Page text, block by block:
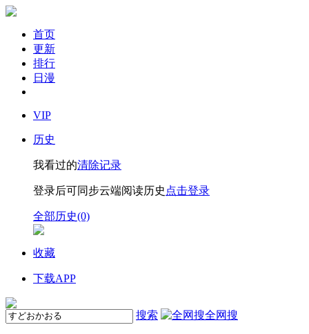
首页
更新
排行
日漫
VIP
历史
我看过的清除记录
登录后可同步云端阅读历史 点击登录
全部历史(0)
收藏
下载APP
搜索 全网搜